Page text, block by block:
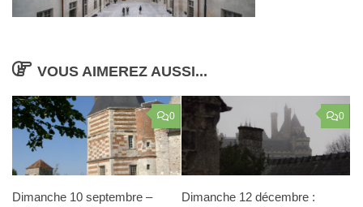
VOUS AIMEREZ AUSSI...
0
Dimanche 10 septembre –
0
Dimanche 12 décembre :